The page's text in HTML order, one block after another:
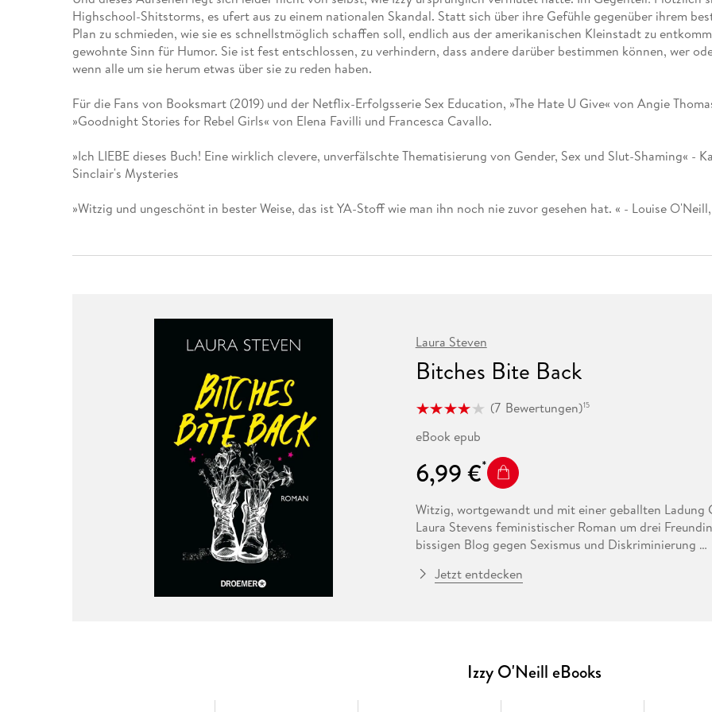
Leseempfehlung
Buchtrends auf Social Media
büchermenschen
Top Serien
Kinderbücher
Kochen & Backen
Krimis & Thriller
Manga
Fremdsprachige Bücher
Taschenbücher
eBook Abonnement
eBooks verschenken
Romane
Sachbücher
Geräte im Vergleich
Westermann Lernhilfen
Klett Lernhilfen
Duden Shop
New Adult
Ratgeber
Sachbücher
Science Fiction
Hörbuchsprecher
Kinder- & Jugendbücher
Krimis & Thriller
Romane
Hörbuchsprecher:innen
Hörbuch Downloads im Bundle
Günstige Spielwaren
Puzzles & Puzzlezubehör
Wochenkalender
Buchkalender
Schule & Lernen
Sprachkalender
Postkarten
Kugelschreiber
STABILO
Highschool-Shitstorms, es ufert aus zu einem nationalen Skandal. Statt sich über ihre Gefühle gegenüber ihrem
Plan zu schmieden, wie sie es schnellstmöglich schaffen soll, endlich aus der amerikanischen Kleinstadt zu
gewohnte Sinn für Humor. Sie ist fest entschlossen, zu verhindern, dass andere darüber bestimmen können, wer
wenn alle um sie herum etwas über sie zu reden haben.
Für die Fans von Booksmart (2019) und der Netflix-Erfolgsserie Sex Education, »The Hate U Give« von Angie
»Goodnight Stories for Rebel Girls« von Elena Favilli und Francesca Cavallo.
»Ich LIEBE dieses Buch! Eine wirklich clevere, unverfälschte Thematisierung von Gender, Sex und Slut-Shaming« -
Sinclair's Mysteries
»Witzig und ungeschönt in bester Weise, das ist YA-Stoff wie man ihn noch nie zuvor gesehen hat. « - Louise
Laura Steven
Bitches Bite Back
(7 Bewertungen)15
eBook epub
6,99 €
Witzig, wortgewandt und mit einer geballten Ladung
Laura Stevens feministischer Roman um drei
bissigen Blog gegen Sexismus und Diskriminierung
für die 18-Jährige. Mit ihren besten Freundinnen
Gleichbehandlung für Frauen endgültig etwas zu
öffentlichkeitswirksame Demo. Dass sie das
aufmischen, kann den Freundinnen nur recht sein!
Jetzt entdecken
Izzy O'Neill eBooks